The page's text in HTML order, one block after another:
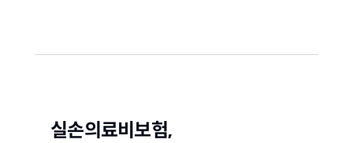
실손의료비보험,